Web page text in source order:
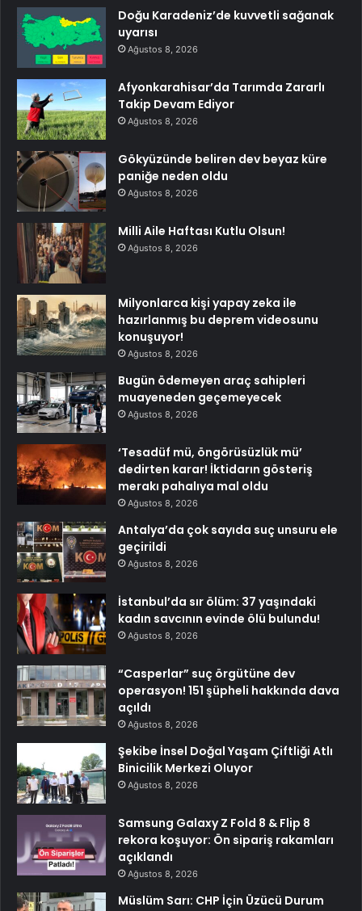
Doğu Karadeniz’de kuvvetli sağanak
uyarısı
Ağustos 8, 2026
Afyonkarahisar’da Tarımda Zararlı
Takip Devam Ediyor
Ağustos 8, 2026
Gökyüzünde beliren dev beyaz küre
paniğe neden oldu
Ağustos 8, 2026
Milli Aile Haftası Kutlu Olsun!
Ağustos 8, 2026
Milyonlarca kişi yapay zeka ile
hazırlanmış bu deprem videosunu
konuşuyor!
Ağustos 8, 2026
Bugün ödemeyen araç sahipleri
muayeneden geçemeyecek
Ağustos 8, 2026
‘Tesadüf mü, öngörüsüzlük mü’
dedirten karar! İktidarın gösteriş
merakı pahalıya mal oldu
Ağustos 8, 2026
Antalya’da çok sayıda suç unsuru ele
geçirildi
Ağustos 8, 2026
İstanbul’da sır ölüm: 37 yaşındaki
kadın savcının evinde ölü bulundu!
Ağustos 8, 2026
“Casperlar” suç örgütüne dev
operasyon! 151 şüpheli hakkında dava
açıldı
Ağustos 8, 2026
Şekibe İnsel Doğal Yaşam Çiftliği Atlı
Binicilik Merkezi Oluyor
Ağustos 8, 2026
Samsung Galaxy Z Fold 8 & Flip 8
rekora koşuyor: Ön sipariş rakamları
açıklandı
Ağustos 8, 2026
Müslüm Sarı: CHP İçin Üzücü Durum